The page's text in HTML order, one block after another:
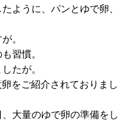
ように、パンとゆで卵、
。
習慣。
たが。
卵をご紹介されておりまし
大量のゆで卵の準備をし